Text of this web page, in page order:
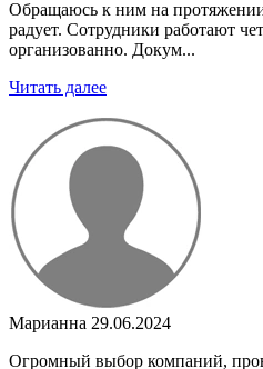
Обращаюсь к ним на протяжении
радует. Сотрудники работают
организованно. Докум...
Читать далее
Марианна 29.06.2024
Огромный выбор компаний,